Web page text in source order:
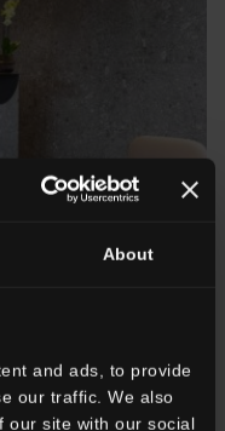
About
and ads, to provide
our traffic. We also
our site with our social